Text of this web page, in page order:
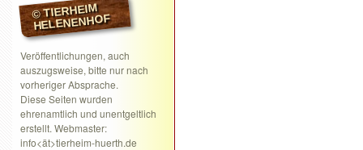
© TIERHEIM
HELENENHOF
Veröffentlichungen, auch
auszugsweise, bitte nur nach
vorheriger Absprache.
Diese Seiten wurden
ehrenamtlich und unentgeltlich
erstellt. Webmaster:
info<ät>tierheim-huerth.de